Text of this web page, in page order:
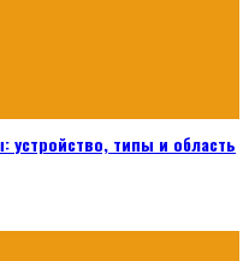
типы и область